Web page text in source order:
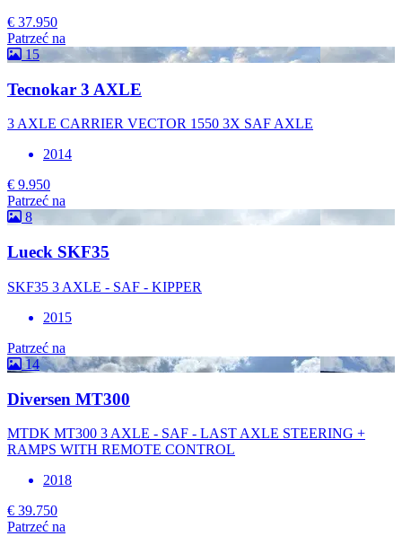
€ 37.950
Patrzeć na
15
Tecnokar 3 AXLE
3 AXLE CARRIER VECTOR 1550 3X SAF AXLE
2014
€ 9.950
Patrzeć na
8
Lueck SKF35
SKF35 3 AXLE - SAF - KIPPER
2015
Patrzeć na
14
Diversen MT300
MTDK MT300 3 AXLE - SAF - LAST AXLE STEERING +
RAMPS WITH REMOTE CONTROL
2018
€ 39.750
Patrzeć na